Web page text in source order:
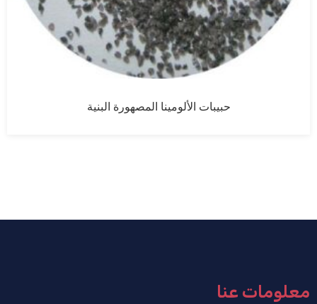
حبيبات الألومينا المصهورة البنية
معلومات عنا